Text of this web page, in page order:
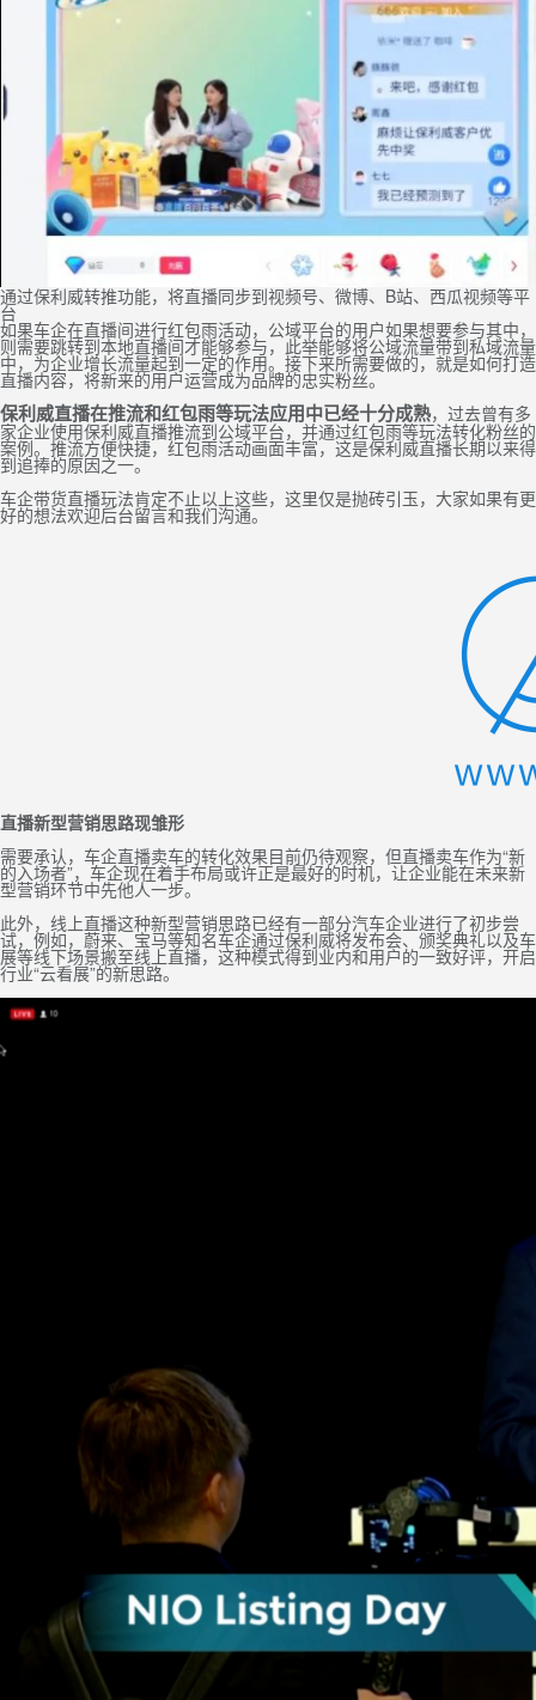
通过保利威转推功能，将直播同步到视频号、微博、B站、西瓜视频等平
台
如果车企在直播间进行红包雨活动，公域平台的用户如果想要参与其中，
则需要跳转到本地直播间才能够参与，此举能够将公域流量带到私域流量
中，为企业增长流量起到一定的作用。接下来所需要做的，就是如何打造
直播内容，将新来的用户运营成为品牌的忠实粉丝。
保利威直播在推流和红包雨等玩法应用中已经十分成熟，过去曾有多
家企业使用保利威直播推流到公域平台，并通过红包雨等玩法转化粉丝的
案例。推流方便快捷，红包雨活动画面丰富，这是保利威直播长期以来得
到追捧的原因之一。
车企带货直播玩法肯定不止以上这些，这里仅是抛砖引玉，大家如果有更
好的想法欢迎后台留言和我们沟通。
直播新型营销思路现雏形
需要承认，车企直播卖车的转化效果目前仍待观察，但直播卖车作为“新
的入场者”，车企现在着手布局或许正是最好的时机，让企业能在未来新
型营销环节中先他人一步。
此外，线上直播这种新型营销思路已经有一部分汽车企业进行了初步尝
试，例如，蔚来、宝马等知名车企通过保利威将发布会、颁奖典礼以及车
展等线下场景搬至线上直播，这种模式得到业内和用户的一致好评，开启
行业“云看展”的新思路。